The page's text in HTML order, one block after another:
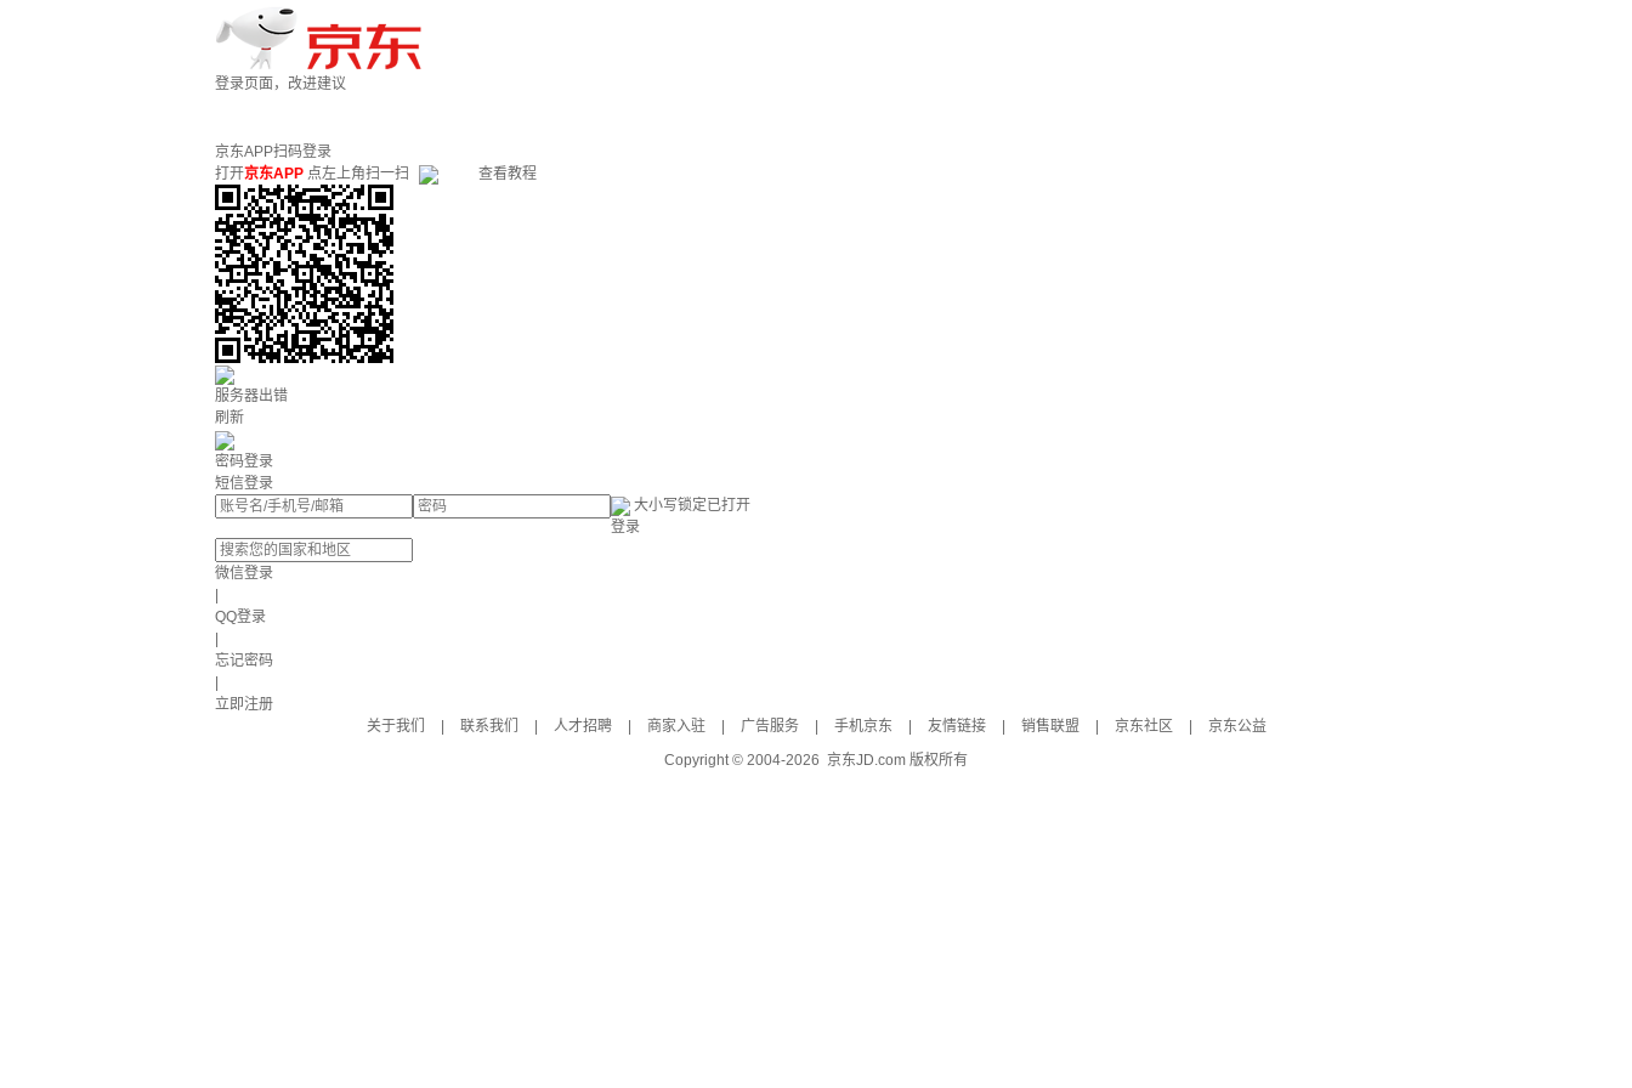
登录页面，改进建议
京东APP扫码登录
打开京东APP 点左上角扫一扫 查看教程
服务器出错
刷新
密码登录
短信登录
大小写锁定已打开
登录
微信登录
QQ登录
忘记密码
立即注册
关于我们
联系我们 人才招聘 商家入驻 广告服务 手机京东 友情链接 销售联盟 京东社区
京东公益
Copyright © 2004-2026 京东JD.com 版权所有